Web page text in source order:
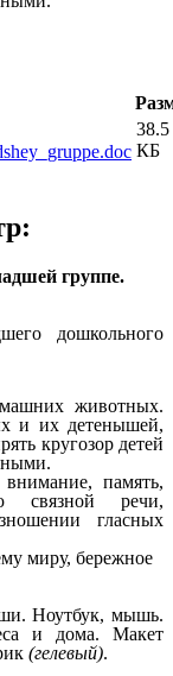
38.5
КБ
группе.
дошкольного
животных.
и их детенышей,
кругозор детей
внимание, память,
связной речи,
гласных
миру, бережное
Ноутбук, мышь.
и дома. Макет
(гелевый).